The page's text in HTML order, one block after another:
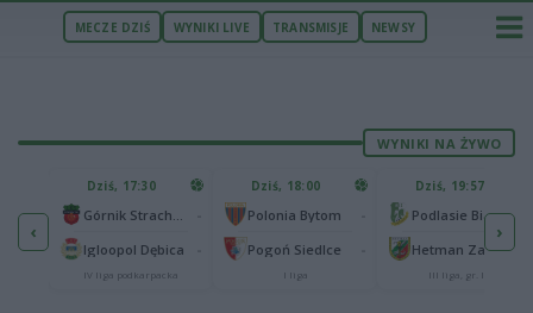
MECZE DZIŚ WYNIKI LIVE TRANSMISJE NEWSY
WYNIKI NA ŻYWO
‹
65
25
Dziś, 17:30
Igloopol Dębica
IV liga podkarpacka
Dziś, 18:00
Polonia Bytom
Pogoń Siedlce
I liga
Dziś, 19:57
Podlasie Biała Podlaska
Hetman Zamość
III liga, gr. IV
›